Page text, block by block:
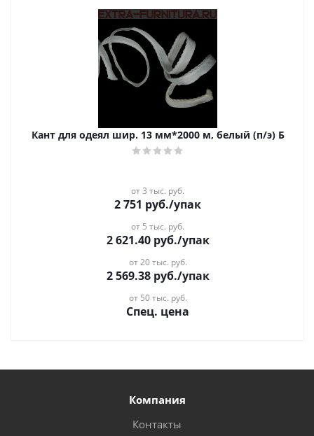
Кант для одеял шир. 13 мм*2000 м, белый (п/э) Б
от 3 тыс. руб.
2 751 руб./упак
от 5 тыс. руб.
2 621.40руб./упак
от 20 тыс. руб.
2 569.38руб./упак
от 50 тыс. руб.
Спец. цена
Компания
Контакты